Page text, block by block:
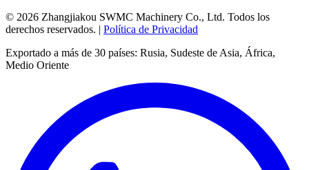
© 2026 Zhangjiakou SWMC Machinery Co., Ltd. Todos los
derechos reservados. | Política de Privacidad
Exportado a más de 30 países: Rusia, Sudeste de Asia, África,
Medio Oriente